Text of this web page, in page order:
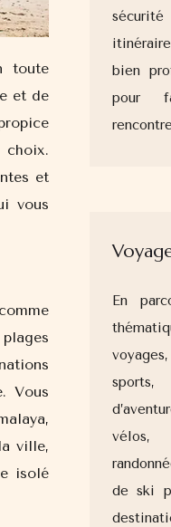
toute
et de
et
vous
Vous
ville,
isolé
bien
pour
En
de ski